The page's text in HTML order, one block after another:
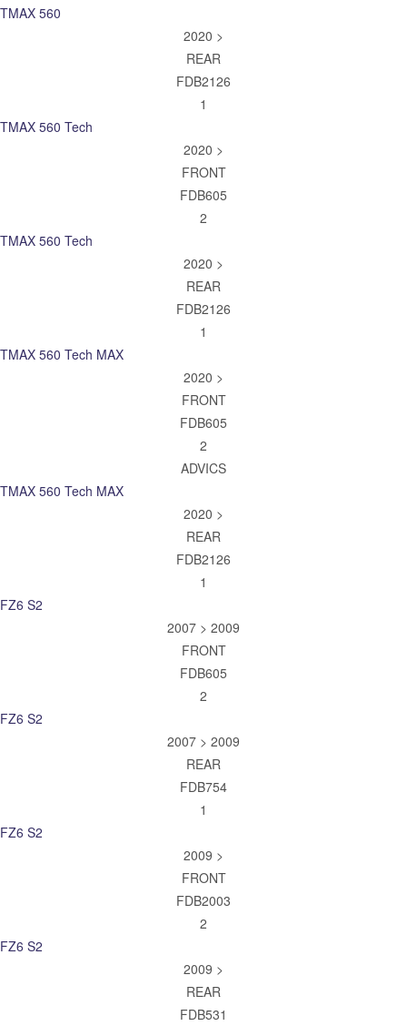
TMAX 560
2020 >
REAR
FDB2126
1
TMAX 560 Tech
2020 >
FRONT
FDB605
2
TMAX 560 Tech
2020 >
REAR
FDB2126
1
TMAX 560 Tech MAX
2020 >
FRONT
FDB605
2
ADVICS
TMAX 560 Tech MAX
2020 >
REAR
FDB2126
1
FZ6 S2
2007 > 2009
FRONT
FDB605
2
FZ6 S2
2007 > 2009
REAR
FDB754
1
FZ6 S2
2009 >
FRONT
FDB2003
2
FZ6 S2
2009 >
REAR
FDB531